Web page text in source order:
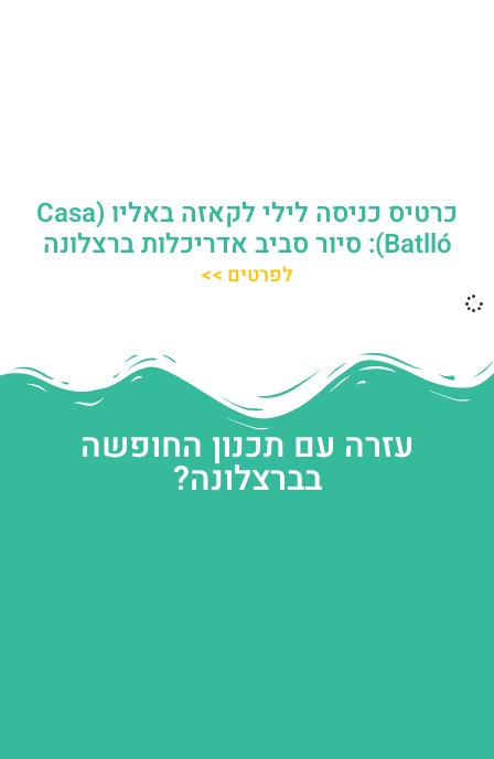
כרטיס כניסה לילי לקאזה באליו (Casa
Batlló): סיור סביב אדריכלות ברצלונה
לפרטים >>
עזרה עם תכנון החופשה
בברצלונה?